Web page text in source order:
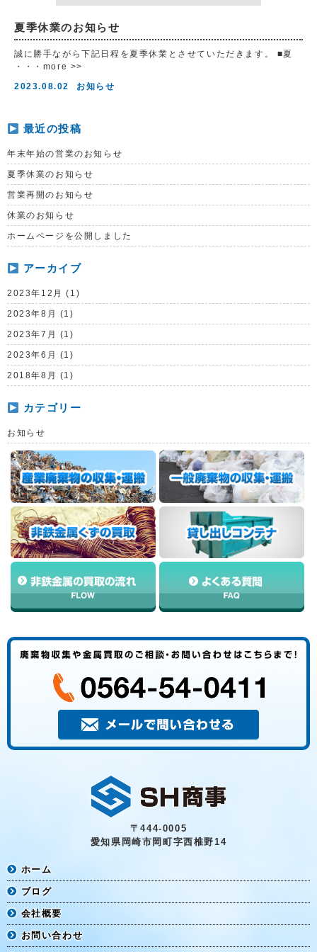
夏季休業のお知らせ
誠に勝手ながら下記日程を夏季休業とさせていただきます。 ■夏
・・・more >>
2023.08.02
お知らせ
最近の投稿
年末年始の営業のお知らせ
夏季休業のお知らせ
営業再開のお知らせ
休業のお知らせ
ホームページを公開しました
アーカイブ
2023年12月 (1)
2023年8月 (1)
2023年7月 (1)
2023年6月 (1)
2018年8月 (1)
カテゴリー
お知らせ
〒444-0005
愛知県岡崎市岡町字西椎野14
ホーム
ブログ
会社概要
お問い合わせ